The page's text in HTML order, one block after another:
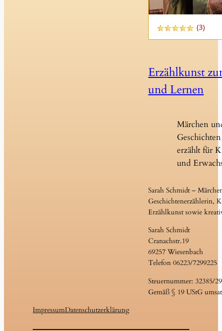
Erzählkunst
und Lernen
Märchen
erzählt für
und
Sarah Schmidt –
Geschichtenerzählerin,
Erzählkunst sowie
Sarah Schmidt
Cranachstr.19
69257 Wiesenbach
Telefon 06223/7299225
Steuernummer: 32385/
Gemäß § 19 UStG
ImpressumDatenschutzerklärung